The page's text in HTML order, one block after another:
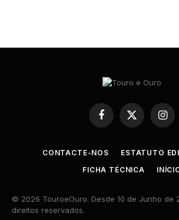
Facebook
X
(Twitter)
CONTACTE-NOS
ESTATUTO
FICHA TÉCNICA
© 2026 TouroeOuro. Desde 10 de Junho de
direitos reservados.